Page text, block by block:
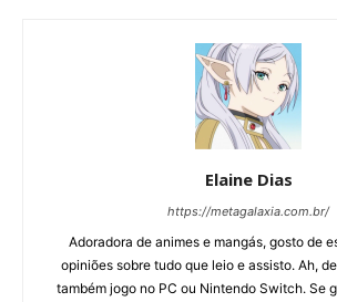
Elaine Dias
https://metagalaxia.com.br/
Adoradora de animes e mangás, gosto de
opiniões sobre tudo que leio e assisto. Ah,
também jogo no PC ou Nintendo Switch. Se